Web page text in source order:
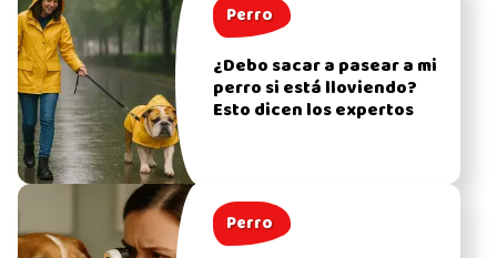
Perro
¿Debo sacar a pasear a mi
perro si está lloviendo?
Esto dicen los expertos
Perro